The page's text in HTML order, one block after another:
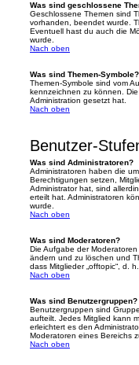
Was sind geschlossene
Geschlossene Themen sind
vorhanden, beendet wurde.
Eventuell hast du auch die
wurde.
Nach oben
Was sind Themen-Symbole?
Themen-Symbole sind vom
kennzeichnen zu können.
Administration gesetzt hat.
Nach oben
Benutzer-
Was sind Administratoren?
Administratoren haben die
Berechtigungen setzen,
Administrator hat, sind
erteilt hat. Administratoren
wurde.
Nach oben
Was sind Moderatoren?
Die Aufgabe der
ändern und zu löschen und
dass Mitglieder „offtopic“, d.
Nach oben
Was sind Benutzergruppen?
Benutzergruppen sind
aufteilt. Jedes Mitglied kann
erleichtert es den
Moderatoren eines Bereichs
Nach oben